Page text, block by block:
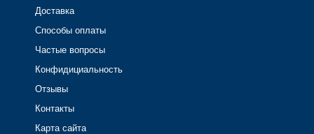
Доставка
Способы оплаты
Частые вопросы
Конфидициальность
Отзывы
Контакты
Карта сайта